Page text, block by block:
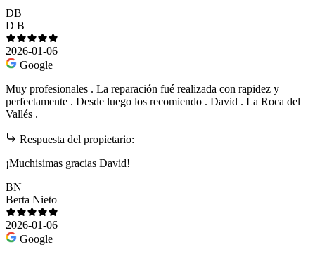
DB
D B
2026-01-06
Google
Muy profesionales . La reparación fué realizada con rapidez y
perfectamente . Desde luego los recomiendo . David . La Roca del
Vallés .
Respuesta del propietario:
¡Muchisimas gracias David!
BN
Berta Nieto
2026-01-06
Google